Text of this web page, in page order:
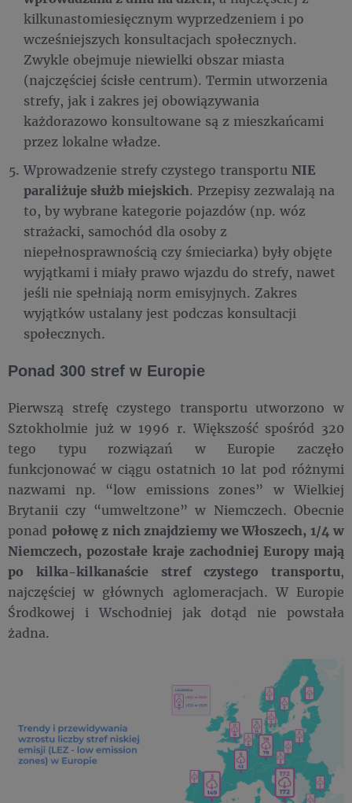
kilkunastomiesięcznym wyprzedzeniem i po
wcześniejszych konsultacjach społecznych.
Zwykle obejmuje niewielki obszar miasta
(najczęściej ścisłe centrum). Termin utworzenia
strefy, jak i zakres jej obowiązywania
każdorazowo konsultowane są z mieszkańcami
przez lokalne władze.
Wprowadzenie strefy czystego transportu NIE
paraliżuje służb miejskich. Przepisy zezwalają na
to, by wybrane kategorie pojazdów (np. wóz
strażacki, samochód dla osoby z
niepełnosprawnością czy śmieciarka) były objęte
wyjątkami i miały prawo wjazdu do strefy, nawet
jeśli nie spełniają norm emisyjnych. Zakres
wyjątków ustalany jest podczas konsultacji
społecznych.
Ponad 300 stref w Europie
Pierwszą strefę czystego transportu utworzono w
Sztokholmie już w 1996 r. Większość spośród 320
tego typu rozwiązań w Europie zaczęło
funkcjonować w ciągu ostatnich 10 lat pod różnymi
nazwami np. “low emissions zones” w Wielkiej
Brytanii czy “umweltzone” w Niemczech. Obecnie
ponad połowę z nich znajdziemy we Włoszech, 1/4 w
Niemczech, pozostałe kraje zachodniej Europy mają
po kilka-kilkanaście stref czystego transportu,
najczęściej w głównych aglomeracjach. W Europie
Środkowej i Wschodniej jak dotąd nie powstała
żadna.